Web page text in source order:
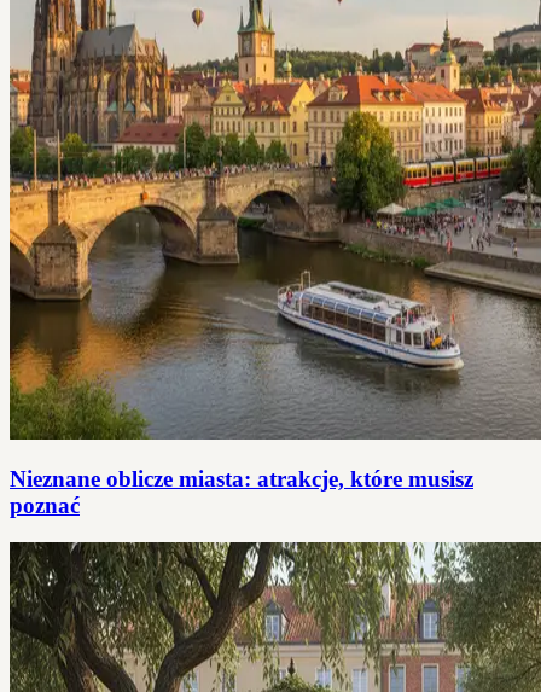
Nieznane oblicze miasta: atrakcje, które musisz
poznać